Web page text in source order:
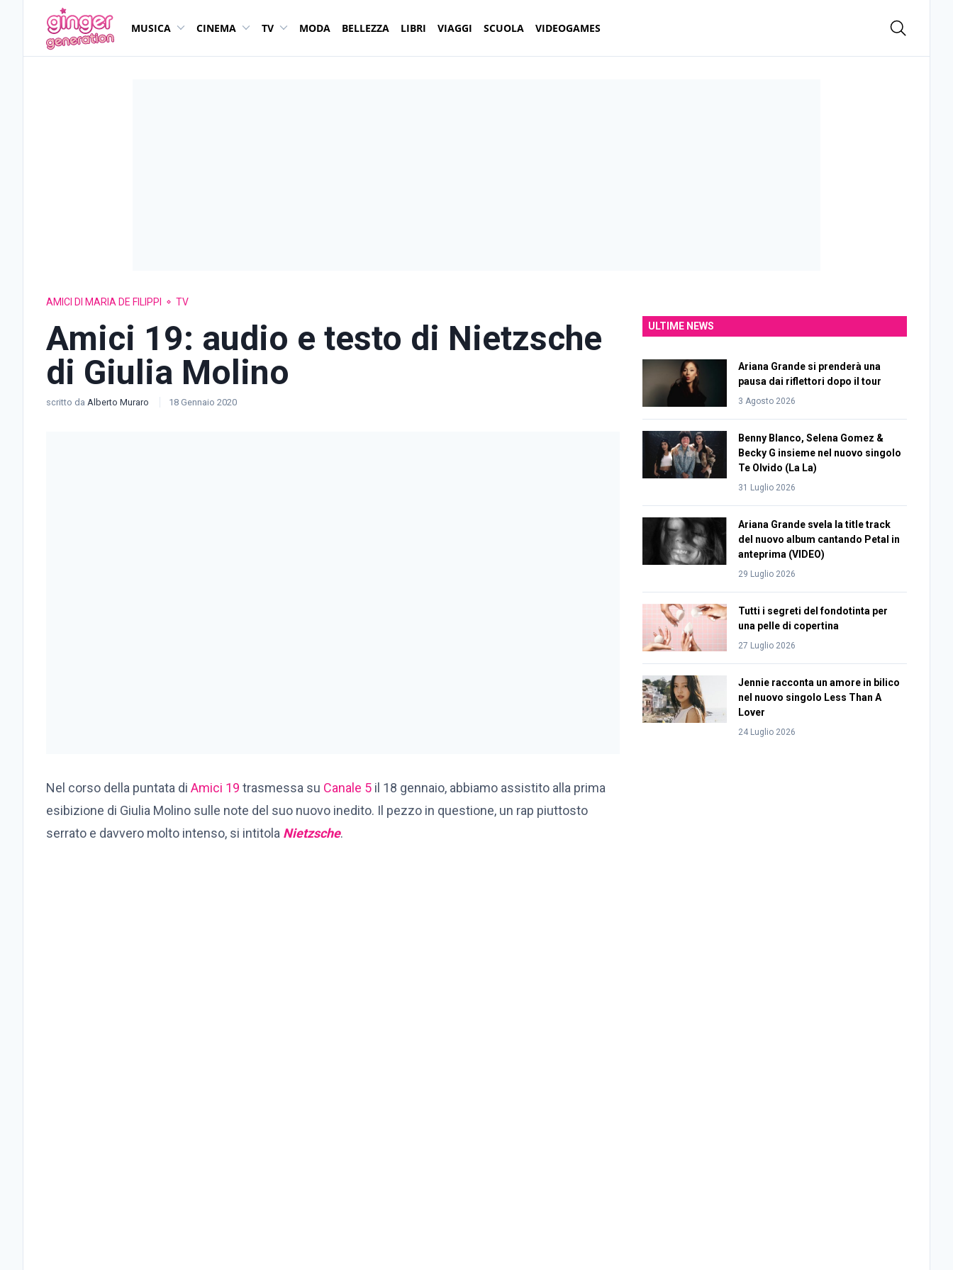
MUSICA CINEMA TV MODA BELLEZZA LIBRI VIAGGI SCUOLA VIDEOGAMES
AMICI DI MARIA DE FILIPPI TV
Amici 19: audio e testo di Nietzsche
di Giulia Molino
scritto da Alberto Muraro 18 Gennaio 2020
Nel corso della puntata di Amici 19 trasmessa su Canale 5 il 18 gennaio, abbiamo assistito alla prima
esibizione di Giulia Molino sulle note del suo nuovo inedito. Il pezzo in questione, un rap piuttosto
serrato e davvero molto intenso, si intitola Nietzsche.
ULTIME NEWS
Ariana Grande si prenderà una
pausa dai riflettori dopo il tour
3 Agosto 2026
Benny Blanco, Selena Gomez &
Becky G insieme nel nuovo singolo
Te Olvido (La La)
31 Luglio 2026
Ariana Grande svela la title track
del nuovo album cantando Petal in
anteprima (VIDEO)
29 Luglio 2026
Tutti i segreti del fondotinta per
una pelle di copertina
27 Luglio 2026
Jennie racconta un amore in bilico
nel nuovo singolo Less Than A
Lover
24 Luglio 2026